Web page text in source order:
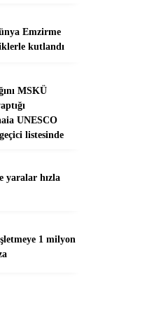
Emzirme
kutlandı
MSKÜ
UNESCO
listesinde
yaralar hızla
1 milyon